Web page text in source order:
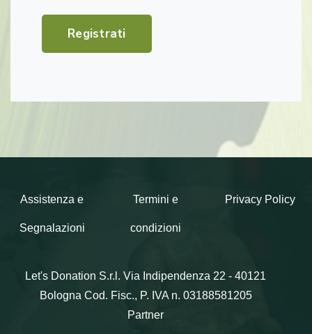
Registrati
Assistenza e
Segnalazioni
Termini e
condizioni
Privacy Policy
Let's Donation S.r.l. Via Indipendenza 22 - 40121
Bologna Cod. Fisc., P. IVA n. 03188581205
Partner